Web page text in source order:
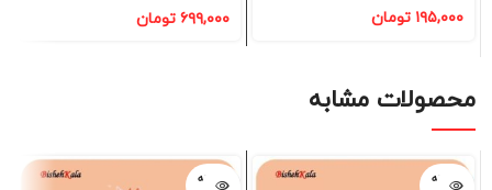
۱۹۵,۰۰۰ تومان ۶۹۹,۰۰۰ تومان
محصولات مشابه
فروخته
فروخته